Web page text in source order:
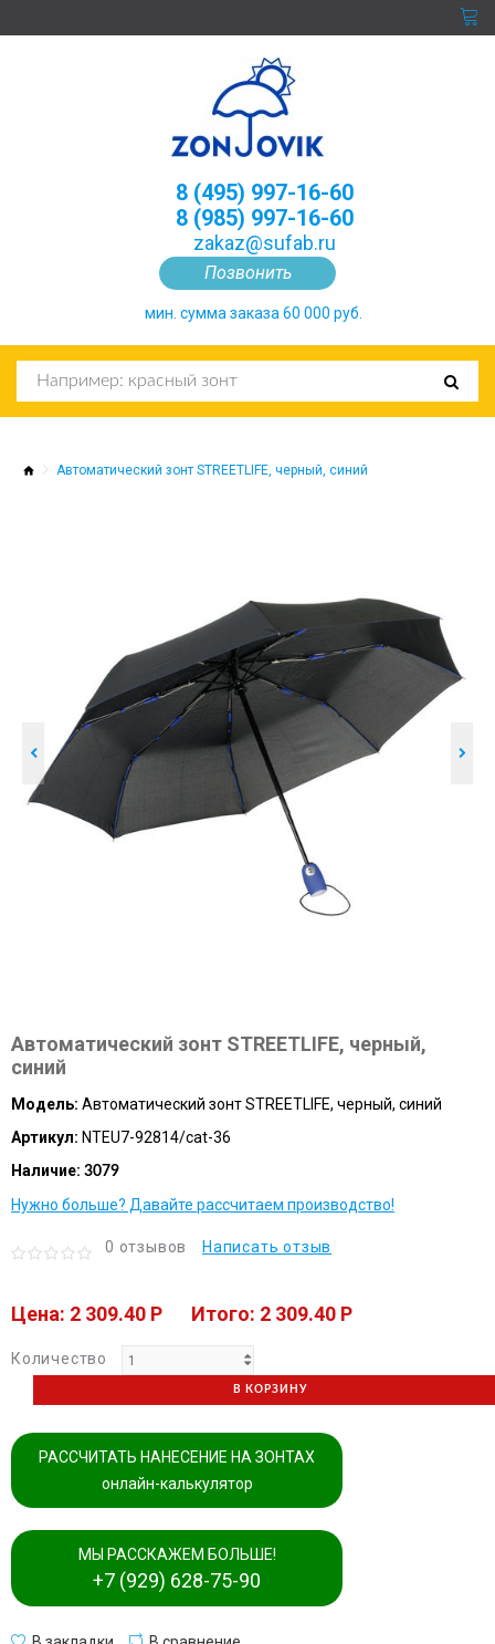
Позвонить
8 (495) 997-16-60
8 (985) 997-16-60
zakaz@sufab.ru
мин. сумма заказа 60 000 руб.
Автоматический зонт STREETLIFE, черный, синий
Автоматический зонт STREETLIFE, черный,
синий
Модель: Автоматический зонт STREETLIFE, черный, синий
Артикул: NTEU7-92814/cat-36
Наличие: 3079
Нужно больше? Давайте рассчитаем производство!
0 отзывов Написать отзыв
Цена: 2 309.40 P Итого: 2 309.40 P
Количество
В КОРЗИНУ
РАССЧИТАТЬ НАНЕСЕНИЕ НА ЗОНТАХ
онлайн-калькулятор
МЫ РАССКАЖЕМ БОЛЬШЕ!
+7 (929) 628-75-90